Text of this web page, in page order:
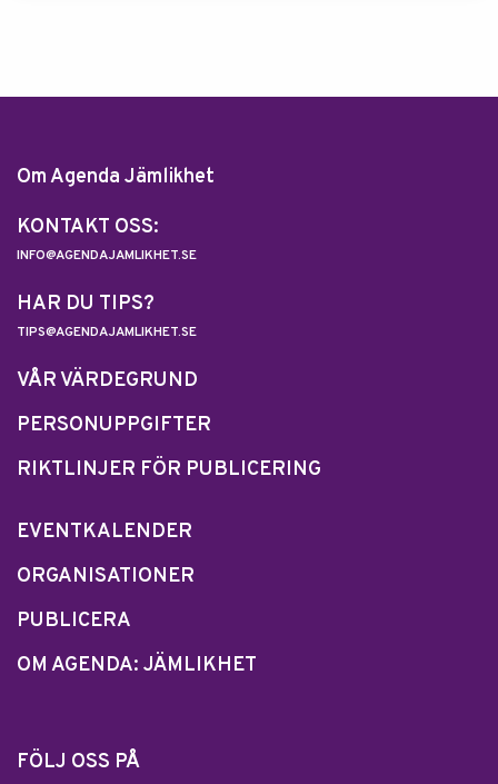
Om Agenda Jämlikhet
KONTAKT OSS:
INFO@AGENDAJAMLIKHET.SE
HAR DU TIPS?
TIPS@AGENDAJAMLIKHET.SE
VÅR VÄRDEGRUND
PERSONUPPGIFTER
RIKTLINJER FÖR PUBLICERING
EVENTKALENDER
ORGANISATIONER
PUBLICERA
OM AGENDA: JÄMLIKHET
FÖLJ OSS PÅ